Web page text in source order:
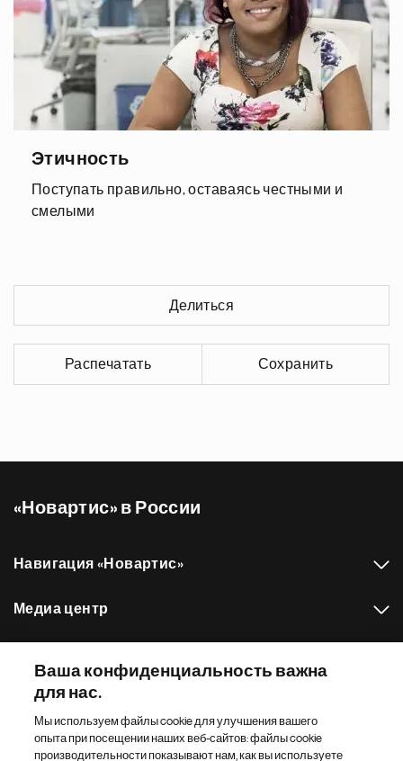
Этичность
Поступать правильно, оставаясь честными и
смелыми
Делиться
Распечатать Сохранить
«Новартис» в России
Навигация «Новартис»
Медиа центр
Другие сайты «Новартис»
Footer Site Search
Ваша конфиденциальность важна
для нас.
Мы используем файлы cookie для улучшения вашего
опыта при посещении наших веб-сайтов: файлы cookie
производительности показывают нам, как вы используете